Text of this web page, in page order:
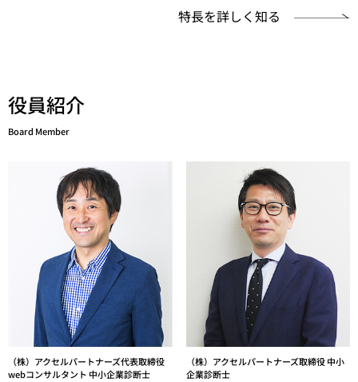
特長を詳しく知る
役員紹介
Board Member
（株）アクセルパートナーズ代表取締役
webコンサルタント 中小企業診断士
（株）アクセルパートナーズ取締役 中小
企業診断士